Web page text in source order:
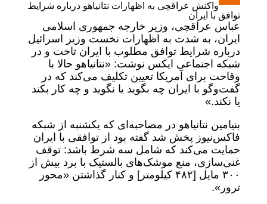
واکنش عراقچی به اظهارات نتانیاهو درباره شرایط
توافق با ایران
عباس عراقچی، وزیر خارجه جمهوری اسلامی
ایران، به شدت به اظهارات نخست وزیر اسرائیل
درباره شرایط توافق مطلوب با ایران تاخت و در
شبکه اجتماعی ایکس نوشت: «نتانیاهو حالا با
وقاحت برای آمریکا تعیین تکلیف می‌کند که در
گفت‌وگو با ایران چه بگوید یا نگوید و چه کار بکند
یا نکند.»
بنیامین نتانیاهو در مصاحبه‌ای که یکشنبه از شبکه
فاکس‌نیوز پخش شد گفته بود از توافقی با ایران
حمایت می‌کند که شامل سه شرط باشد: توقف
غنی‌سازی، منع موشک‌های بالستیک با برد بیش از
۳۰۰ مایل [۴۸۲ کیلومتر] و کنار گذاشتن «محور
ترور».